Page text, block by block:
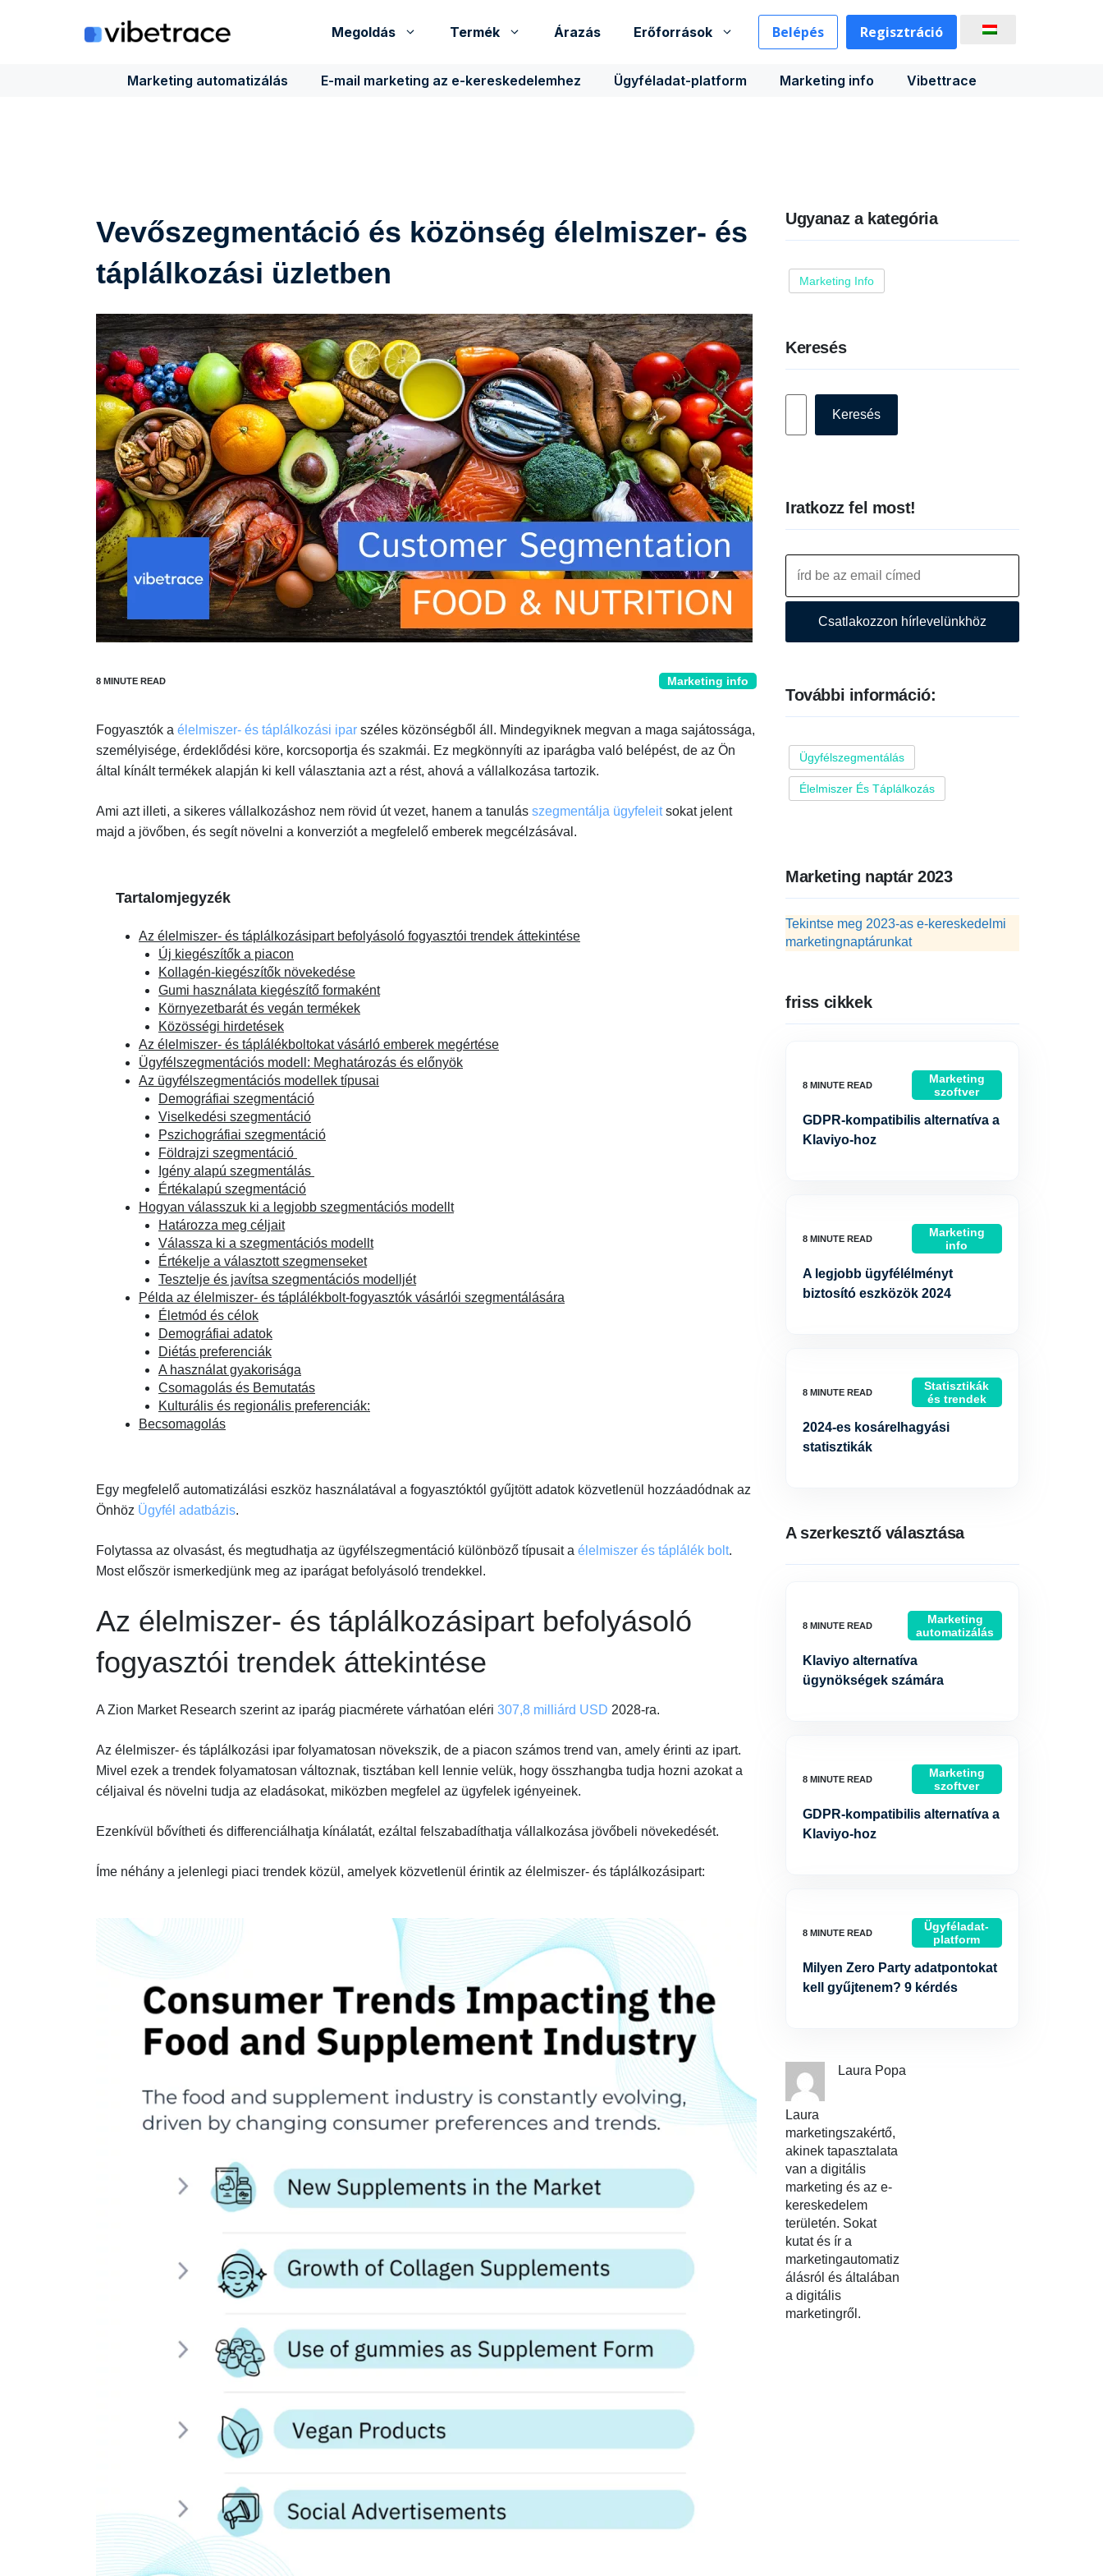
Megoldás Termék Árazás Erőforrások Belépés Regisztráció
Marketing automatizálás E-mail marketing az e-kereskedelemhez Ügyféladat-platform Marketing info Vibettrace
Vevőszegmentáció és közönség élelmiszer- és
táplálkozási üzletben
Marketing info
Fogyasztók a élelmiszer- és táplálkozási ipar széles közönségből áll. Mindegyiknek megvan a maga sajátossága,
személyisége, érdeklődési köre, korcsoportja és szakmái. Ez megkönnyíti az iparágba való belépést, de az Ön
által kínált termékek alapján ki kell választania azt a rést, ahová a vállalkozása tartozik.
Ami azt illeti, a sikeres vállalkozáshoz nem rövid út vezet, hanem a tanulás szegmentálja ügyfeleitsokat jelent
majd a jövőben, és segít növelni a konverziót a megfelelő emberek megcélzásával.
Tartalomjegyzék
Az élelmiszer- és táplálkozásipart befolyásoló fogyasztói trendek áttekintése
Új kiegészítők a piacon
Kollagén-kiegészítők növekedése
Gumi használata kiegészítő formaként
Környezetbarát és vegán termékek
Közösségi hirdetések
Az élelmiszer- és táplálékboltokat vásárló emberek megértése
Ügyfélszegmentációs modell: Meghatározás és előnyök
Az ügyfélszegmentációs modellek típusai
Demográfiai szegmentáció
Viselkedési szegmentáció
Pszichográfiai szegmentáció
Földrajzi szegmentáció
Igény alapú szegmentálás
Értékalapú szegmentáció
Hogyan válasszuk ki a legjobb szegmentációs modellt
Határozza meg céljait
Válassza ki a szegmentációs modellt
Értékelje a választott szegmenseket
Tesztelje és javítsa szegmentációs modelljét
Példa az élelmiszer- és táplálékbolt-fogyasztók vásárlói szegmentálására
Életmód és célok
Demográfiai adatok
Diétás preferenciák
A használat gyakorisága
Csomagolás és Bemutatás
Kulturális és regionális preferenciák:
Becsomagolás
Egy megfelelő automatizálási eszköz használatával a fogyasztóktól gyűjtött adatok közvetlenül hozzáadódnak az
Önhöz Ügyfél adatbázis.
Folytassa az olvasást, és megtudhatja az ügyfélszegmentáció különböző típusait a élelmiszer és táplálék bolt.
Most először ismerkedjünk meg az iparágat befolyásoló trendekkel.
Az élelmiszer- és táplálkozásipart befolyásoló
fogyasztói trendek áttekintése
A Zion Market Research szerint az iparág piacmérete várhatóan eléri 307,8 milliárd USD 2028-ra.
Az élelmiszer- és táplálkozási ipar folyamatosan növekszik, de a piacon számos trend van, amely érinti az ipart.
Mivel ezek a trendek folyamatosan változnak, tisztában kell lennie velük, hogy összhangba tudja hozni azokat a
céljaival és növelni tudja az eladásokat, miközben megfelel az ügyfelek igényeinek.
Ezenkívül bővítheti és differenciálhatja kínálatát, ezáltal felszabadíthatja vállalkozása jövőbeli növekedését.
Íme néhány a jelenlegi piaci trendek közül, amelyek közvetlenül érintik az élelmiszer- és táplálkozásipart:
Ugyanaz a kategória
Marketing Info
Keresés
Keresés
Iratkozz fel most!
Csatlakozzon hírlevelünkhöz
További információ:
Ügyfélszegmentálás
Élelmiszer És Táplálkozás
Marketing naptár 2023
Tekintse meg 2023-as e-kereskedelmi
marketingnaptárunkat
friss cikkek
Marketing
szoftver
GDPR-kompatibilis alternatíva a
Klaviyo-hoz
Marketing
info
A legjobb ügyfélélményt
biztosító eszközök 2024
Statisztikák
és trendek
2024-es kosárelhagyási
statisztikák
A szerkesztő választása
Marketing
automatizálás
Klaviyo alternatíva
ügynökségek számára
Marketing
szoftver
GDPR-kompatibilis alternatíva a
Klaviyo-hoz
Ügyféladat-
platform
Milyen Zero Party adatpontokat
kell gyűjtenem? 9 kérdés
Laura Popa
Laura
marketingszakértő,
akinek tapasztalata
van a digitális
marketing és az e-
kereskedelem
területén. Sokat
kutat és ír a
marketingautomatiz
álásról és általában
a digitális
marketingről.